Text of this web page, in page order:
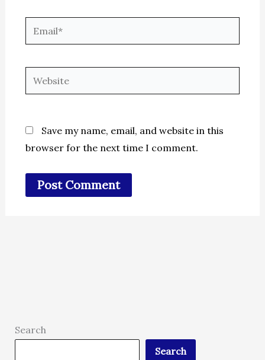
Email*
Website
Save my name, email, and website in this
browser for the next time I comment.
Search
Search